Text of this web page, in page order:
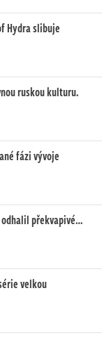
Hydra slibuje
ruskou kulturu.
fázi vývoje
překvapivé…
velkou